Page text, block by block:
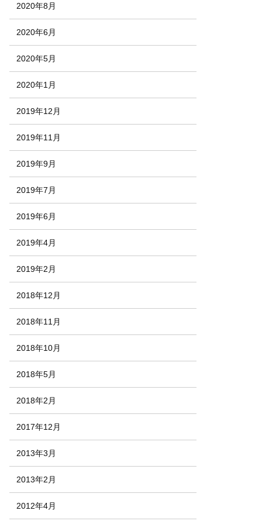
2020年8月
2020年6月
2020年5月
2020年1月
2019年12月
2019年11月
2019年9月
2019年7月
2019年6月
2019年4月
2019年2月
2018年12月
2018年11月
2018年10月
2018年5月
2018年2月
2017年12月
2013年3月
2013年2月
2012年4月